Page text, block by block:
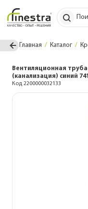
Главная Каталог
Вентиляционная труба
(канализация) синий
Код 2200000032133